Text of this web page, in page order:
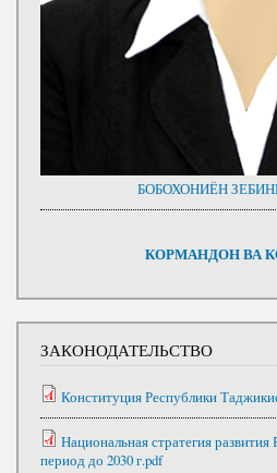
БОБОХОНИЁН
КОРМАНДОН ВА
ЗАКОНОДАТЕЛЬСТВО
Конституция Республики
Национальная стратегия
период до 2030 г.pdf